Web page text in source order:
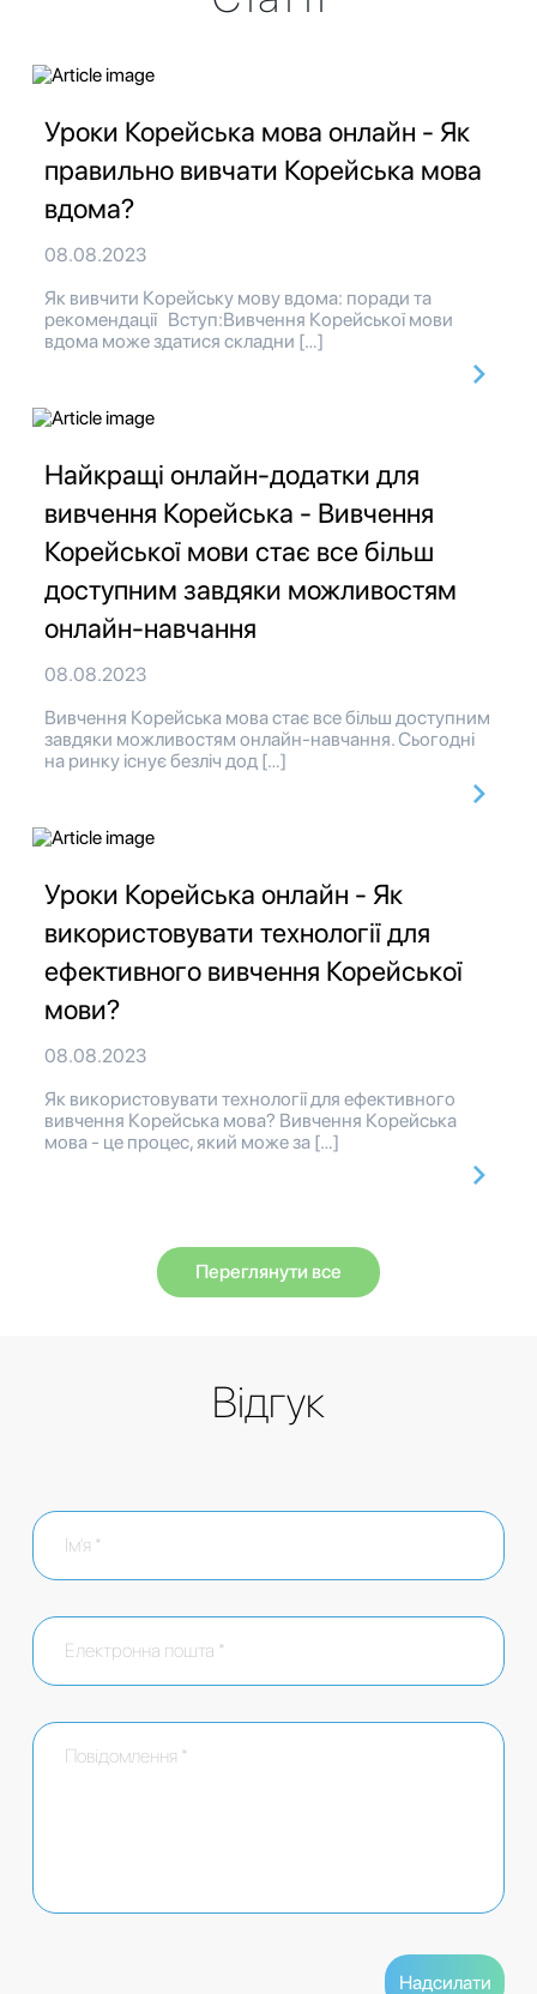
Уроки Корейська мова онлайн - Як
правильно вивчати Корейська мова
вдома?
08.08.2023
Як вивчити Корейську мову вдома: поради та
рекомендації Вступ:Вивчення Корейської мови
вдома може здатися складни […]
Найкращі онлайн-додатки для
вивчення Корейська - Вивчення
Корейської мови стає все більш
доступним завдяки можливостям
онлайн-навчання
08.08.2023
Вивчення Корейська мова стає все більш доступним
завдяки можливостям онлайн-навчання. Сьогодні
на ринку існує безліч дод […]
Уроки Корейська онлайн - Як
використовувати технології для
ефективного вивчення Корейської
мови?
08.08.2023
Як використовувати технології для ефективного
вивчення Корейська мова? Вивчення Корейська
мова - це процес, який може за […]
Переглянути все
Відгук